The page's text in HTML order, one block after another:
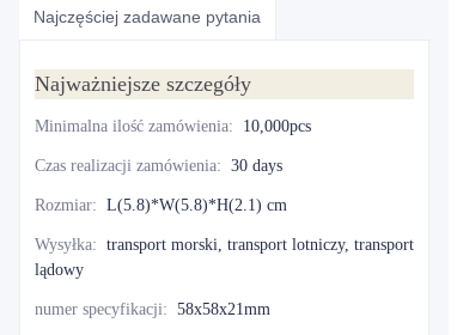
Najczęściej zadawane pytania
Najważniejsze szczegóły
Minimalna ilość zamówienia: 10,000pcs
Czas realizacji zamówienia: 30 days
Rozmiar: L(5.8)*W(5.8)*H(2.1) cm
Wysyłka: transport morski, transport lotniczy, transport
lądowy
numer specyfikacji: 58x58x21mm